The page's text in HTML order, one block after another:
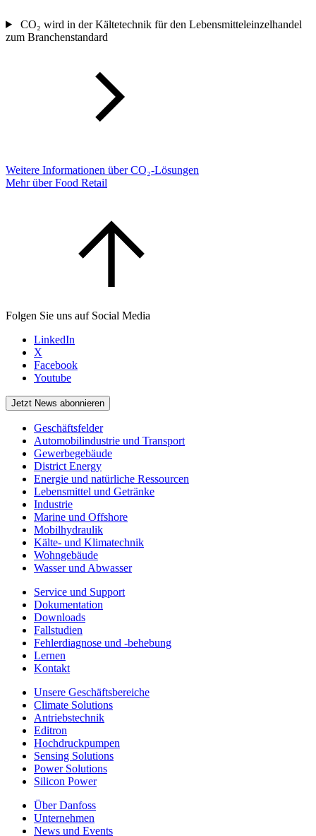
CO₂ wird in der Kältetechnik für den Lebensmitteleinzelhandel
zum Branchenstandard
Weitere Informationen über CO₂-Lösungen
Mehr über Food Retail
Folgen Sie uns auf Social Media
LinkedIn
X
Facebook
Youtube
Jetzt News abonnieren
Geschäftsfelder
Automobilindustrie und Transport
Gewerbegebäude
District Energy
Energie und natürliche Ressourcen
Lebensmittel und Getränke
Industrie
Marine und Offshore
Mobilhydraulik
Kälte- und Klimatechnik
Wohngebäude
Wasser und Abwasser
Service und Support
Dokumentation
Downloads
Fallstudien
Fehlerdiagnose und -behebung
Lernen
Kontakt
Unsere Geschäftsbereiche
Climate Solutions
Antriebstechnik
Editron
Hochdruckpumpen
Sensing Solutions
Power Solutions
Silicon Power
Über Danfoss
Unternehmen
News und Events